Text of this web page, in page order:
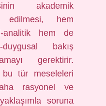
akademik
edilmesi, hem
analitik hem de
duygusal bakış
gerektirir.
bu tür meseleleri
rasyonel ve
soruna